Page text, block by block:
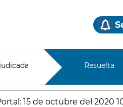
Resuelta
15 de octubre del 2020